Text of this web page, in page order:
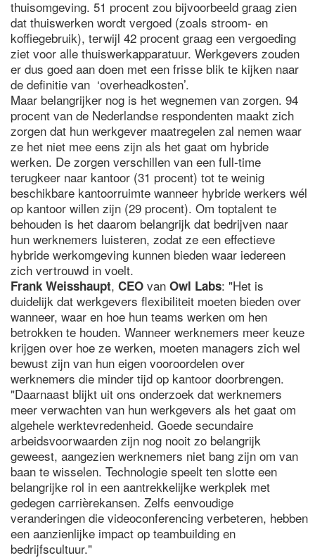
thuisomgeving. 51 procent zou bijvoorbeeld graag zien
dat thuiswerken wordt vergoed (zoals stroom- en
koffiegebruik), terwijl 42 procent graag een vergoeding
ziet voor alle thuiswerkapparatuur. Werkgevers zouden
er dus goed aan doen met een frisse blik te kijken naar
de definitie van ‘overheadkosten’.
Maar belangrijker nog is het wegnemen van zorgen. 94
procent van de Nederlandse respondenten maakt zich
zorgen dat hun werkgever maatregelen zal nemen waar
ze het niet mee eens zijn als het gaat om hybride
werken. De zorgen verschillen van een full-time
terugkeer naar kantoor (31 procent) tot te weinig
beschikbare kantoorruimte wanneer hybride werkers wél
op kantoor willen zijn (29 procent). Om toptalent te
behouden is het daarom belangrijk dat bedrijven naar
hun werknemers luisteren, zodat ze een effectieve
hybride werkomgeving kunnen bieden waar iedereen
zich vertrouwd in voelt.
Frank Weisshaupt, CEO van Owl Labs: "Het is
duidelijk dat werkgevers flexibiliteit moeten bieden over
wanneer, waar en hoe hun teams werken om hen
betrokken te houden. Wanneer werknemers meer keuze
krijgen over hoe ze werken, moeten managers zich wel
bewust zijn van hun eigen vooroordelen over
werknemers die minder tijd op kantoor doorbrengen.
"Daarnaast blijkt uit ons onderzoek dat werknemers
meer verwachten van hun werkgevers als het gaat om
algehele werktevredenheid. Goede secundaire
arbeidsvoorwaarden zijn nog nooit zo belangrijk
geweest, aangezien werknemers niet bang zijn om van
baan te wisselen. Technologie speelt ten slotte een
belangrijke rol in een aantrekkelijke werkplek met
gedegen carrièrekansen. Zelfs eenvoudige
veranderingen die videoconferencing verbeteren, hebben
een aanzienlijke impact op teambuilding en
bedrijfscultuur."